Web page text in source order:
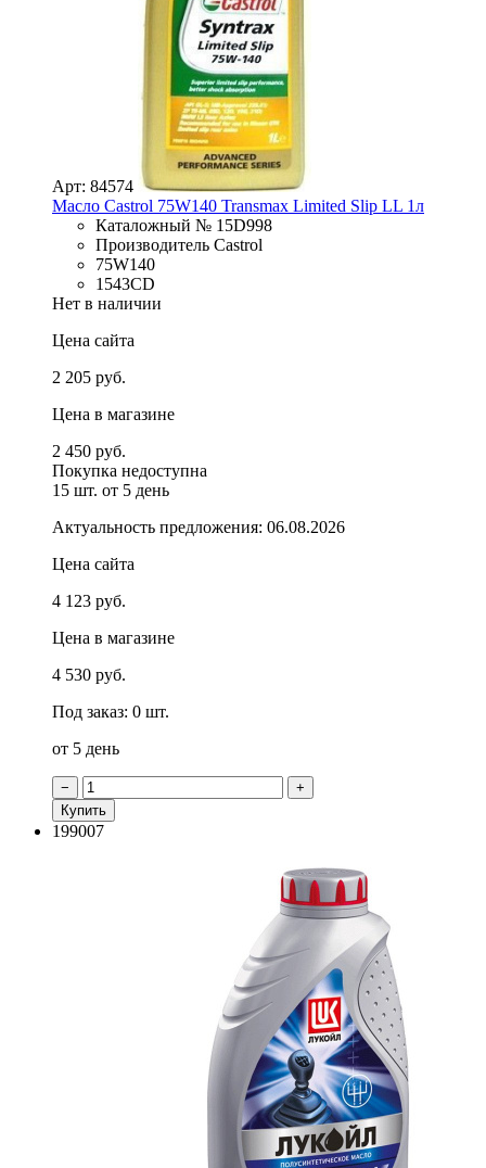
Арт: 84574
Масло Castrol 75W140 Transmax Limited Slip LL 1л
Каталожный № 15D998
Производитель Castrol
75W140
1543CD
Нет в наличии
Цена сайта
2 205 руб.
Цена в магазине
2 450 руб.
Покупка недоступна
15 шт. от 5 день
Актуальность предложения: 06.08.2026
Цена сайта
4 123 руб.
Цена в магазине
4 530 руб.
Под заказ: 0 шт.
от 5 день
−
+
Купить
199007